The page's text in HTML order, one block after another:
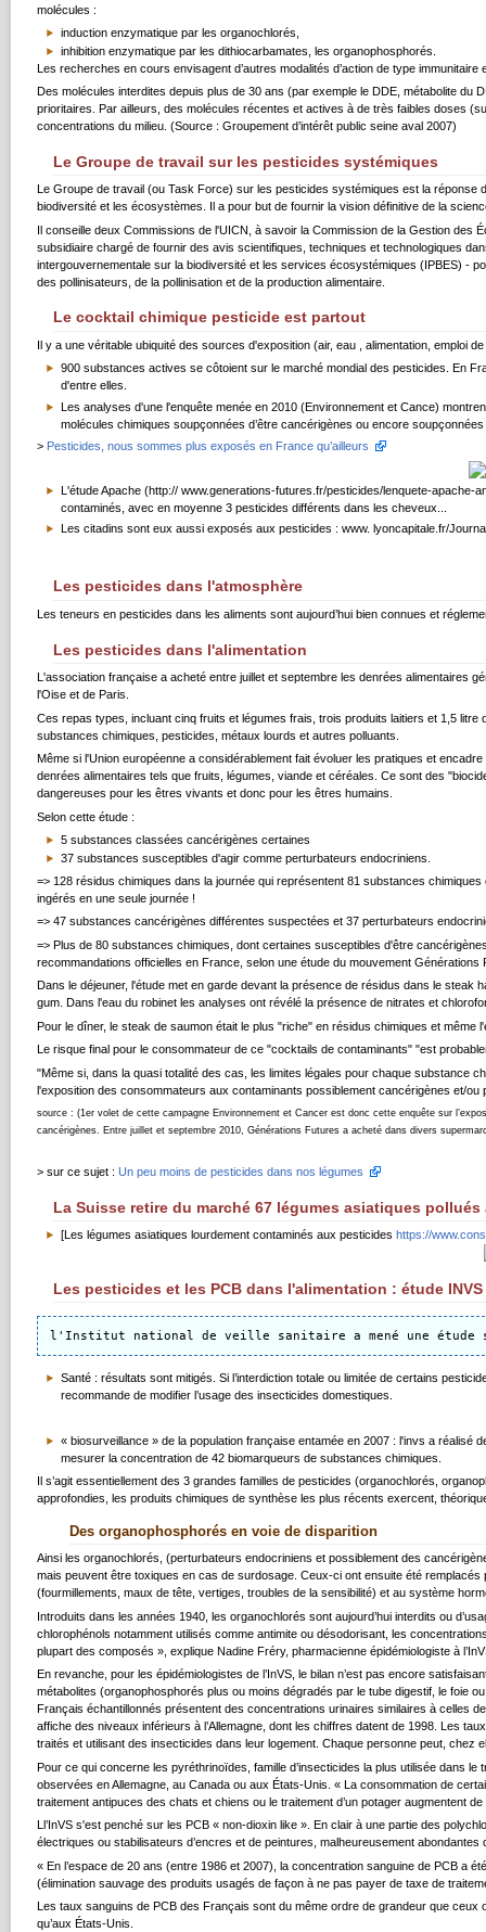
molécules :
induction enzymatique par les organochlorés,
inhibition enzymatique par les dithiocarbamates, les organophosphorés.
Les recherches en cours envisagent d’autres modalités d’action de type immunitaire
Des molécules interdites depuis plus de 30 ans (par exemple le DDE, métabolite
prioritaires. Par ailleurs, des molécules récentes et actives à de très faibles doses
concentrations du milieu. (Source : Groupement d’intérêt public seine aval 2007)
Le Groupe de travail sur les pesticides systémiques
Le Groupe de travail (ou Task Force) sur les pesticides systémiques est la
biodiversité et les écosystèmes. Il a pour but de fournir la vision définitive de la
Il conseille deux Commissions de l'UICN, à savoir la Commission de la Gestion
subsidiaire chargé de fournir des avis scientifiques, techniques et technologiques
intergouvernementale sur la biodiversité et les services écosystémiques (IPBES) -
des pollinisateurs, de la pollinisation et de la production alimentaire.
Le cocktail chimique pesticide est partout
Il y a une véritable ubiquité des sources d'exposition (air, eau , alimentation, emploi
900 substances actives se côtoient sur le marché mondial des pesticides. En
d'entre elles.
Les analyses d'une l'enquête menée en 2010 (Environnement et Cance)
molécules chimiques soupçonnées d’être cancérigènes ou encore
> Pesticides, nous sommes plus exposés en France qu’ailleurs
L'étude Apache (http:// www.generations-futures.fr/pesticides/lenquete-
contaminés, avec en moyenne 3 pesticides différents dans les cheveux...
Les citadins sont eux aussi exposés aux pesticides : www. lyoncapitale.fr/
Les pesticides dans l'atmosphère
Les teneurs en pesticides dans les aliments sont aujourd’hui bien connues et
Les pesticides dans l'alimentation
L'association française a acheté entre juillet et septembre les denrées alimentaires
l'Oise et de Paris.
Ces repas types, incluant cinq fruits et légumes frais, trois produits laitiers et 1,5
substances chimiques, pesticides, métaux lourds et autres polluants.
Même si l'Union européenne a considérablement fait évoluer les pratiques et
denrées alimentaires tels que fruits, légumes, viande et céréales. Ce sont des
dangereuses pour les êtres vivants et donc pour les êtres humains.
Selon cette étude :
5 substances classées cancérigènes certaines
37 substances susceptibles d'agir comme perturbateurs endocriniens.
=> 128 résidus chimiques dans la journée qui représentent 81 substances
ingérés en une seule journée !
=> 47 substances cancérigènes différentes suspectées et 37 perturbateurs
=> Plus de 80 substances chimiques, dont certaines susceptibles d'être
recommandations officielles en France, selon une étude du mouvement Générations
Dans le déjeuner, l'étude met en garde devant la présence de résidus dans le
gum. Dans l'eau du robinet les analyses ont révélé la présence de nitrates et
Pour le dîner, le steak de saumon était le plus "riche" en résidus chimiques et
Le risque final pour le consommateur de ce "cocktails de contaminants" "est
"Même si, dans la quasi totalité des cas, les limites légales pour chaque substance
l'exposition des consommateurs aux contaminants possiblement cancérigènes et/
source : (1er volet de cette campagne Environnement et Cancer est donc cette enquête sur
cancérigènes. Entre juillet et septembre 2010, Générations Futures a acheté dans divers
> sur ce sujet : Un peu moins de pesticides dans nos légumes
La Suisse retire du marché 67 légumes asiatiques
[Les légumes asiatiques lourdement contaminés aux pesticides https://
Les pesticides et les PCB dans l'alimentation : étude INVS
Santé : résultats sont mitigés. Si l’interdiction totale ou limitée de certains
recommande de modifier l’usage des insecticides domestiques.
« biosurveillance » de la population française entamée en 2007 : l'invs a réalisé
mesurer la concentration de 42 biomarqueurs de substances chimiques.
Il s’agit essentiellement des 3 grandes familles de pesticides (organochlorés,
approfondies, les produits chimiques de synthèse les plus récents exercent,
Des organophosphorés en voie de disparition
Ainsi les organochlorés, (perturbateurs endocriniens et possiblement des
mais peuvent être toxiques en cas de surdosage. Ceux-ci ont ensuite été
(fourmillements, maux de tête, vertiges, troubles de la sensibilité) et au système
Introduits dans les années 1940, les organochlorés sont aujourd’hui interdits ou
chlorophénols notamment utilisés comme antimite ou désodorisant, les
plupart des composés », explique Nadine Fréry, pharmacienne épidémiologiste à
En revanche, pour les épidémiologistes de l’InVS, le bilan n’est pas encore
métabolites (organophosphorés plus ou moins dégradés par le tube digestif, le foie
Français échantillonnés présentent des concentrations urinaires similaires à celles
affiche des niveaux inférieurs à l’Allemagne, dont les chiffres datent de 1998. Les
traités et utilisant des insecticides dans leur logement. Chaque personne peut, chez
Pour ce qui concerne les pyréthrinoïdes, famille d’insecticides la plus utilisée dans
observées en Allemagne, au Canada ou aux États-Unis. « La consommation de
traitement antipuces des chats et chiens ou le traitement d’un potager augmentent
Ll’InVS s'est penché sur les PCB « non-dioxin like ». En clair à une partie des
électriques ou stabilisateurs d’encres et de peintures, malheureusement
« En l’espace de 20 ans (entre 1986 et 2007), la concentration sanguine de PCB a
(élimination sauvage des produits usagés de façon à ne pas payer de taxe de
Les taux sanguins de PCB des Français sont du même ordre de grandeur que
qu’aux États-Unis.